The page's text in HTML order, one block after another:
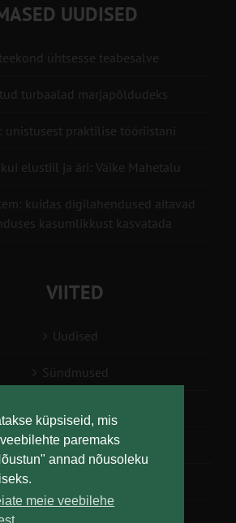
küpsiseid, mis
paremaks
annad nõusoleku
meie veebilehe
UUDISED
ühtsesse teabesalve
turbaalad marjapõldudeks
unistusest praktilise tööriistani
elustiil ja äri: Väike Mahetalu
kuidas digilahendused aitavad
kasumlikkust kasvatada
VIITED
Uudised
Sündmused
Teabesalv
Liitu uudiskirjaga